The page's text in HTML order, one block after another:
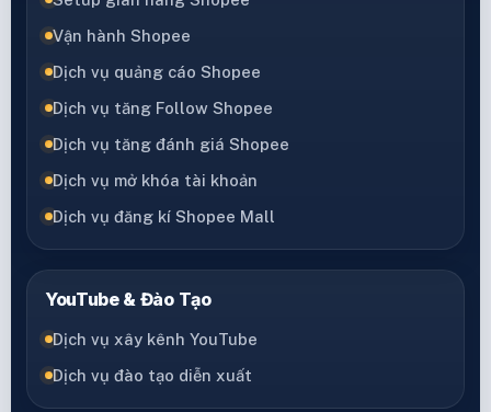
Vận hành Shopee
Dịch vụ quảng cáo Shopee
Dịch vụ tăng Follow Shopee
Dịch vụ tăng đánh giá Shopee
Dịch vụ mở khóa tài khoản
Dịch vụ đăng kí Shopee Mall
YouTube & Đào Tạo
Dịch vụ xây kênh YouTube
Dịch vụ đào tạo diễn xuất